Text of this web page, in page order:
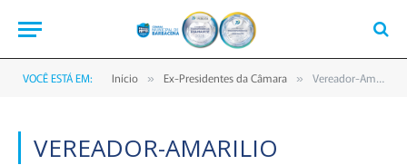
VOCÊ ESTÁ EM: Início » Ex-Presidentes da Câmara » Vereador-Amarilio
VEREADOR-AMARILIO